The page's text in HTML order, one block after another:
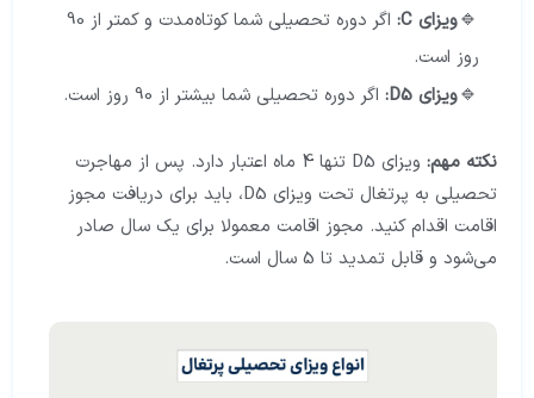
ویزای C
:
اگر دوره تحصیلی شما کوتاه‌مدت و کمتر از 90
روز است.
ویزای D5
: اگر دوره تحصیلی شما بیشتر از 90 روز است.
نکته مهم:
ویزای D5 تنها 4 ماه اعتبار دارد. پس از مهاجرت
تحصیلی به پرتغال تحت ویزای D5، باید برای دریافت مجوز
اقامت اقدام کنید. مجوز اقامت معمولا برای یک سال صادر
می‌شود و قابل تمدید تا 5 سال است.